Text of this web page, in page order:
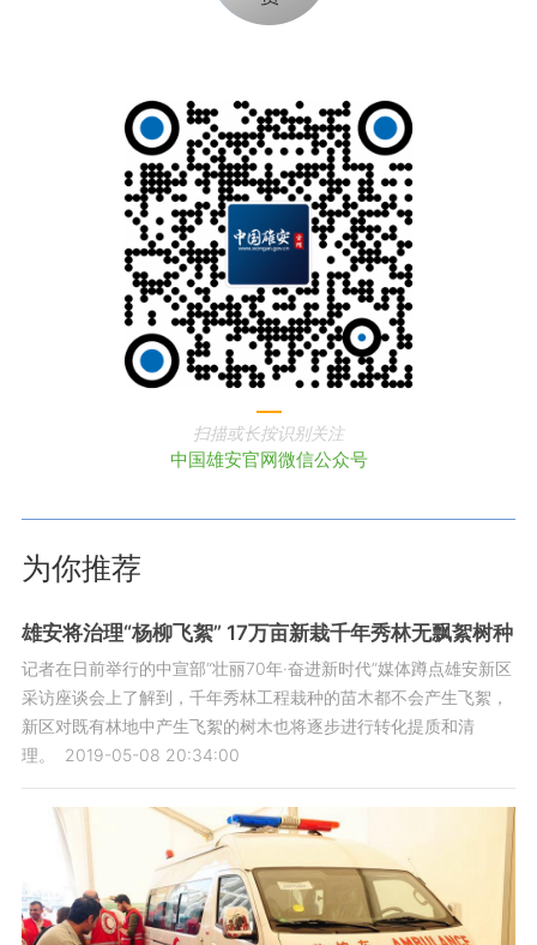
扫描或长按识别关注
中国雄安官网微信公众号
为你推荐
雄安将治理“杨柳飞絮” 17万亩新栽千年秀林无飘絮树种
记者在日前举行的中宣部“壮丽70年·奋进新时代”媒体蹲点雄安新区
采访座谈会上了解到，千年秀林工程栽种的苗木都不会产生飞絮，
新区对既有林地中产生飞絮的树木也将逐步进行转化提质和清
理。
2019-05-08 20:34:00